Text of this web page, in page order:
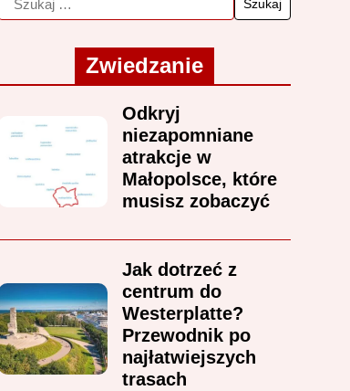
Zwiedzanie
Odkryj
niezapomniane
atrakcje w
Małopolsce, które
musisz zobaczyć
Jak dotrzeć z
centrum do
Westerplatte?
Przewodnik po
najłatwiejszych
trasach